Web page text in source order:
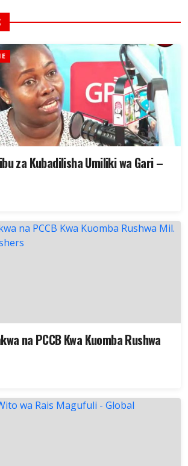
za Kubadilisha Umiliki wa Gari –
na PCCB Kwa Kuomba Rushwa